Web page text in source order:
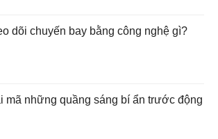
dõi chuyến bay bằng công nghệ gì?
mã những quầng sáng bí ẩn trước động